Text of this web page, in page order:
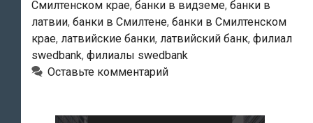
Смилтенском крае, банки в видземе, банки в
латвии, банки в Смилтене, банки в Смилтенском
крае, латвийские банки, латвийский банк, филиал
swedbank, филиалы swedbank
Оставьте комментарий